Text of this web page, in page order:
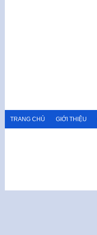
TRANG CHỦ GIỚI THIỆU